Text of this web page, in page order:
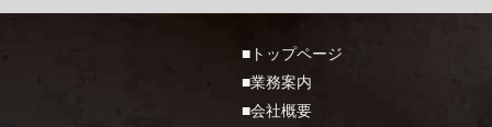
■トップページ
■業務案内
■会社概要